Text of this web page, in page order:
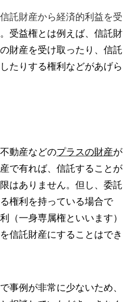
信託財産から経済的利益を受
受益権とは例えば、信託財
財産を受け取ったり、信託
たりする権利などがあげら
動産などのプラスの財産が
で有れば、信託することが
はありません。但し、委託
権利を持っている場合で
（一身専属権といいます）
信託財産にすることはでき
事例が非常に少ないため、